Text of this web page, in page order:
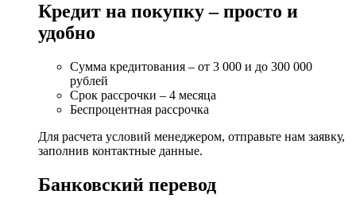
Кредит на покупку – просто и
удобно
Сумма кредитования – от 3 000 и до 300 000
рублей
Срок рассрочки – 4 месяца
Беспроцентная рассрочка
Для расчета условий менеджером, отправьте нам заявку,
заполнив контактные данные.
Банковский перевод